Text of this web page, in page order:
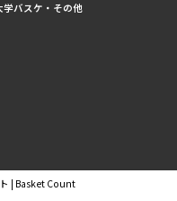
学バスケ・その他
| Basket Count